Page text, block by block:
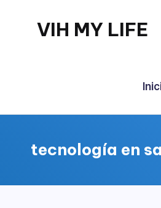
VIH MY LIFE
tecnología en